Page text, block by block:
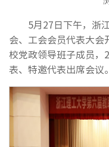
5月27日下午，浙
会、工会会员代表大会
校党政领导班子成员
表、特邀代表出席会议